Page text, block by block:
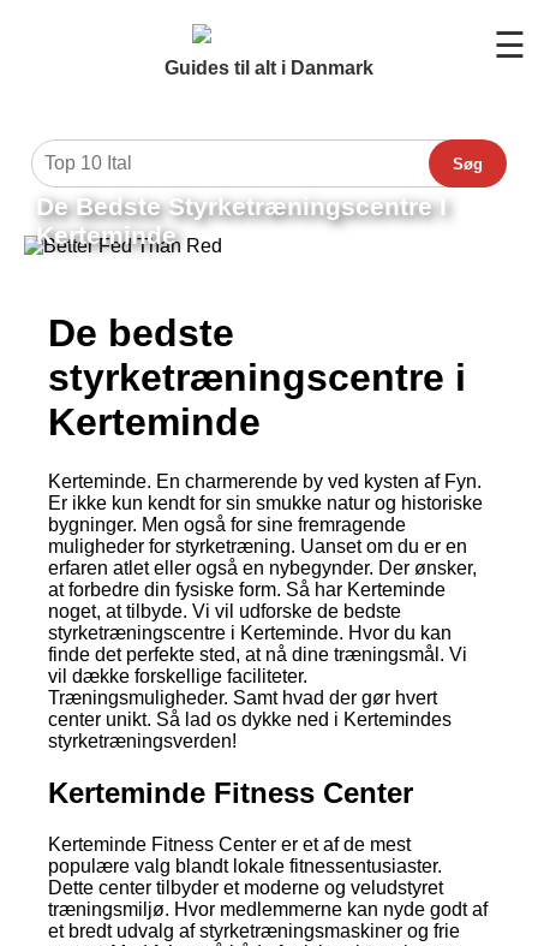
Guides til alt i Danmark
☰
Søg
De Bedste Styrketræningscentre I
Kerteminde
De bedste
styrketræningscentre i
Kerteminde
Kerteminde. En charmerende by ved kysten af Fyn.
Er ikke kun kendt for sin smukke natur og historiske
bygninger. Men også for sine fremragende
muligheder for styrketræning. Uanset om du er en
erfaren atlet eller også en nybegynder. Der ønsker,
at forbedre din fysiske form. Så har Kerteminde
noget, at tilbyde. Vi vil udforske de bedste
styrketræningscentre i Kerteminde. Hvor du kan
finde det perfekte sted, at nå dine træningsmål. Vi
vil dække forskellige faciliteter.
Træningsmuligheder. Samt hvad der gør hvert
center unikt. Så lad os dykke ned i Kertemindes
styrketræningsverden!
Kerteminde Fitness Center
Kerteminde Fitness Center er et af de mest
populære valg blandt lokale fitnessentusiaster.
Dette center tilbyder et moderne og veludstyret
træningsmiljø. Hvor medlemmerne kan nyde godt af
et bredt udvalg af styrketræningsmaskiner og frie